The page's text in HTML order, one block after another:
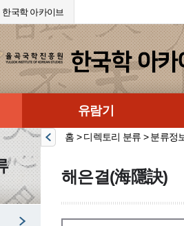
한국학 아카이브
유람기
홈 > 디렉토리 분류 > 분류정
해은결(海隱訣)